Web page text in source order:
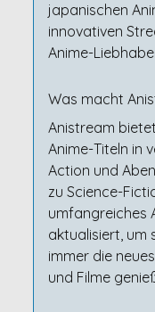
japanischen
innovativen
Anime-
Was macht
Anistream
Anime-Titeln in
Action und
zu Science-
umfangreiches
aktualisiert, um
immer die
und Filme